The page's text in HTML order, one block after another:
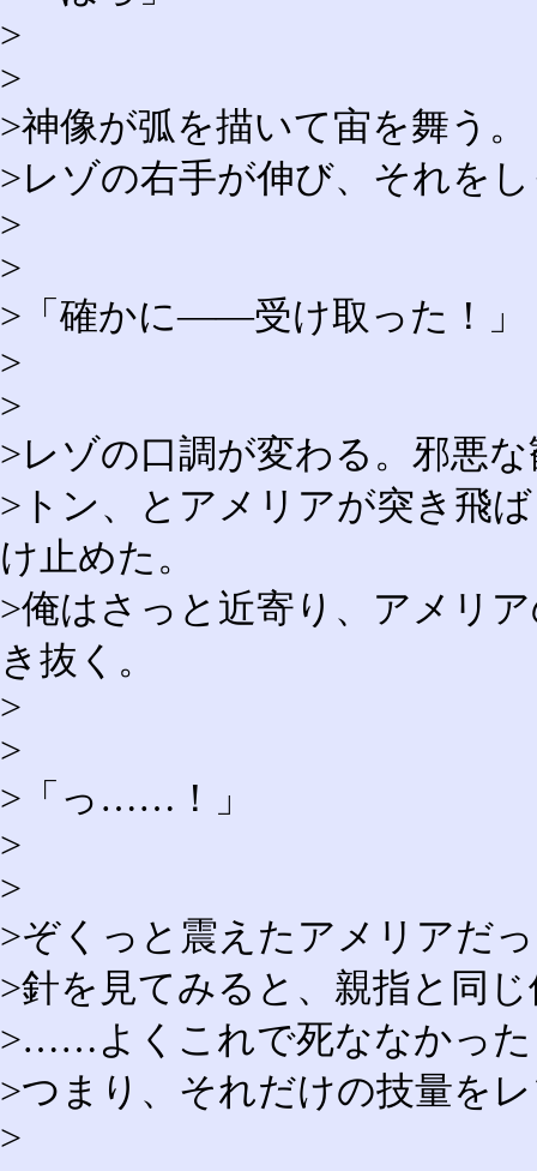
>
>
>神像が弧を描いて宙を舞う。
>レゾの右手が伸び、それを
>
>
>「確かに――受け取った！」
>
>
>レゾの口調が変わる。邪悪
>トン、とアメリアが突き飛
け止めた。
>俺はさっと近寄り、アメリ
き抜く。
>
>
>「っ……！」
>
>
>ぞくっと震えたアメリアだ
>針を見てみると、親指と同
>……よくこれで死ななかった
>つまり、それだけの技量を
>